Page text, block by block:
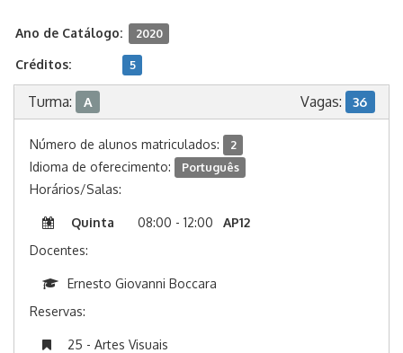
Ano de Catálogo: 2020
Créditos: 5
Turma: A Vagas: 36
Número de alunos matriculados: 2
Idioma de oferecimento: Português
Horários/Salas:
Quinta 08:00 - 12:00
AP12
Docentes:
Ernesto Giovanni Boccara
Reservas:
25 - Artes Visuais